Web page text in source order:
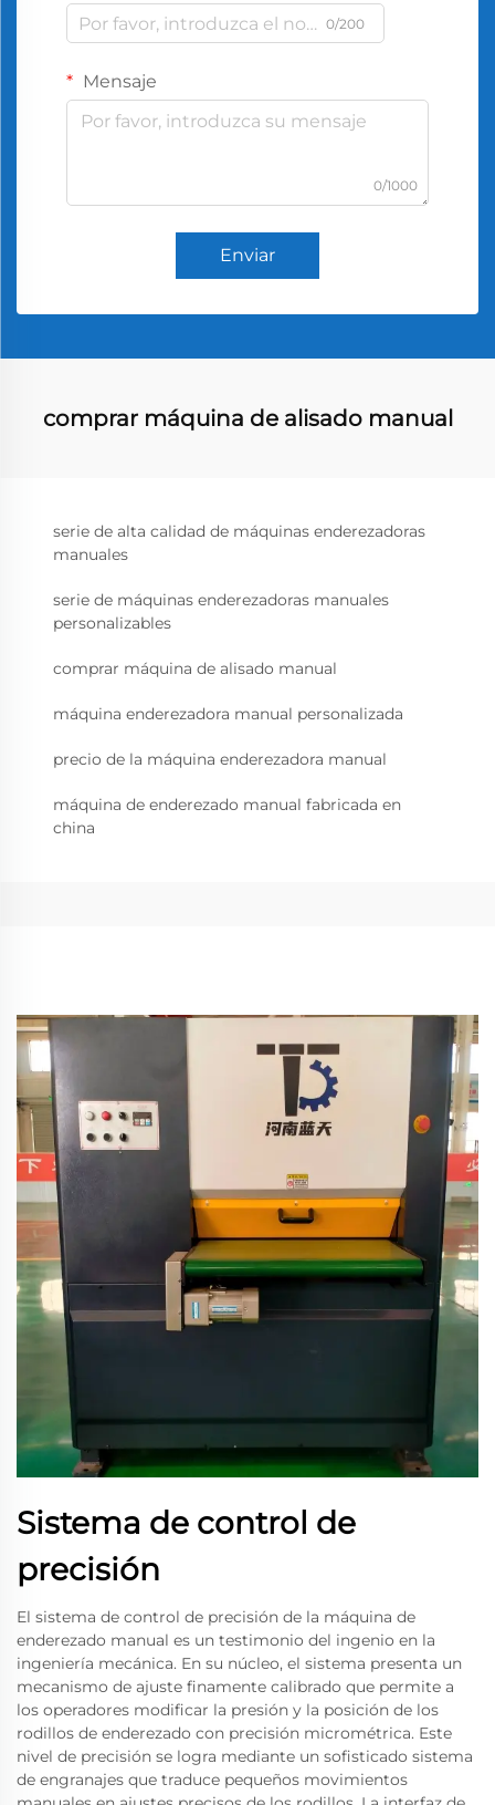
0/200
Mensaje
0/1000
Enviar
comprar máquina de alisado manual
serie de alta calidad de máquinas enderezadoras
manuales
serie de máquinas enderezadoras manuales
personalizables
comprar máquina de alisado manual
máquina enderezadora manual personalizada
precio de la máquina enderezadora manual
máquina de enderezado manual fabricada en
china
Sistema de control de
precisión
El sistema de control de precisión de la máquina de
enderezado manual es un testimonio del ingenio en la
ingeniería mecánica. En su núcleo, el sistema presenta un
mecanismo de ajuste finamente calibrado que permite a
los operadores modificar la presión y la posición de los
rodillos de enderezado con precisión micrométrica. Este
nivel de precisión se logra mediante un sofisticado sistema
de engranajes que traduce pequeños movimientos